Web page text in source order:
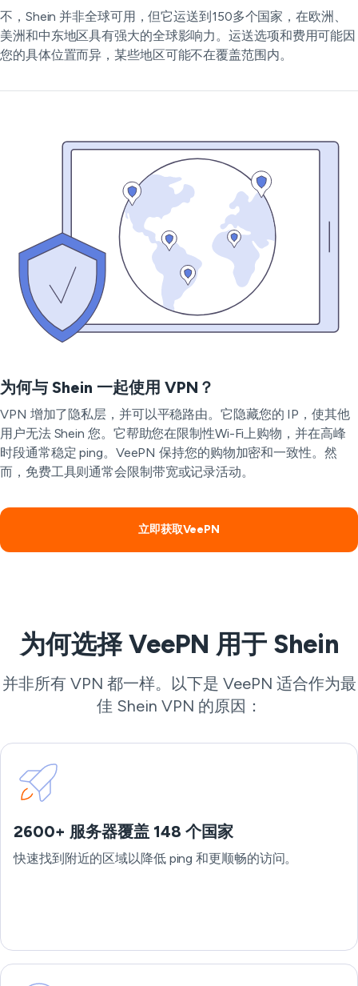
不，Shein 并非全球可用，但它运送到150多个国家，在欧洲、
美洲和中东地区具有强大的全球影响力。运送选项和费用可能因
您的具体位置而异，某些地区可能不在覆盖范围内。
为何与 Shein 一起使用 VPN？
VPN 增加了隐私层，并可以平稳路由。它隐藏您的 IP，使其他
用户无法 Shein 您。它帮助您在限制性Wi-Fi上购物，并在高峰
时段通常稳定 ping。VeePN 保持您的购物加密和一致性。然
而，免费工具则通常会限制带宽或记录活动。
立即获取VeePN
为何选择 VeePN 用于 Shein
并非所有 VPN 都一样。以下是 VeePN 适合作为最
佳 Shein VPN 的原因：
2600+ 服务器覆盖 148 个国家
快速找到附近的区域以降低 ping 和更顺畅的访问。